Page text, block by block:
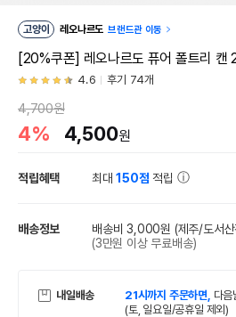
고양이 레오나르도 브랜드관 이동
[20%쿠폰] 레오나르도 퓨어 폴트리 캔
4.6 후기 74개
4,700원
4% 4,500원
적립혜택 최대150점 적립
배송정보 배송비 3,000원 (제주/도서
(3만원 이상 무료배송)
내일배송 21시까지 주문하면, 다
(토, 일요일/공휴일 제외)